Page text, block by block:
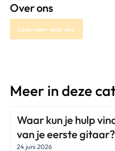
Over ons
Lees meer over ons
Meer in deze
Waar kun je hulp
van je eerste gitaar?
24 juni 2026